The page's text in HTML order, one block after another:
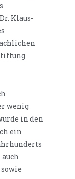
Klaus-
wenig
in den
ein